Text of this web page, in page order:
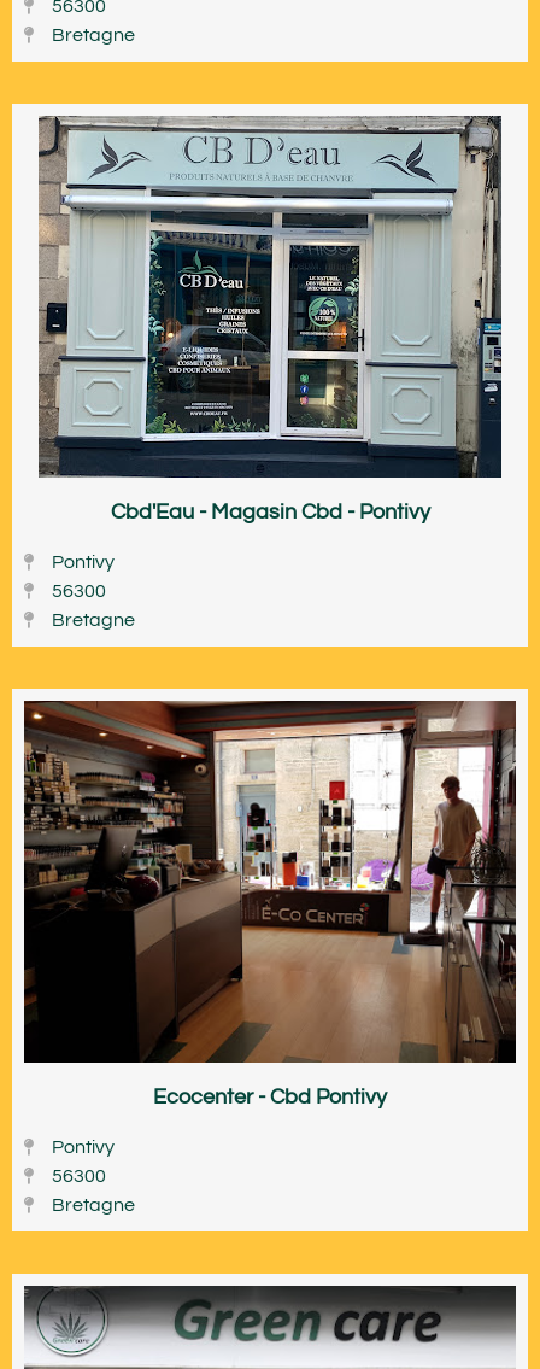
56300
Bretagne
Cbd'Eau - Magasin Cbd - Pontivy
Pontivy
56300
Bretagne
Ecocenter - Cbd Pontivy
Pontivy
56300
Bretagne